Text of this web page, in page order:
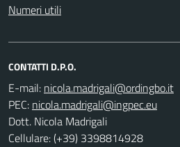
Numeri utili
CONTATTI D.P.O.
E-mail:
PEC:
Dott. Nicola Madrigali
Cellulare: (+39) 3398814928